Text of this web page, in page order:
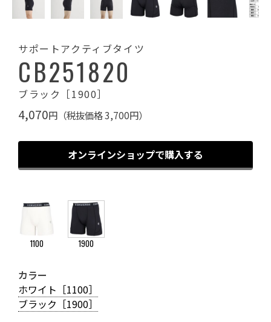
サポートアクティブタイツ
CB251820
ブラック［1900］
4,070円（税抜価格 3,700円）
オンラインショップで購入する
1100 1900
カラー
ホワイト［1100］
ブラック［1900］